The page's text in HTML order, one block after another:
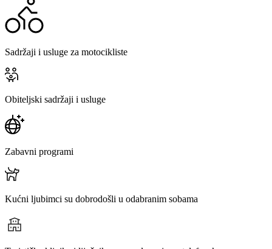
Sadržaji i usluge za motocikliste
Obiteljski sadržaji i usluge
Zabavni programi
Kućni ljubimci su dobrodošli u odabranim sobama